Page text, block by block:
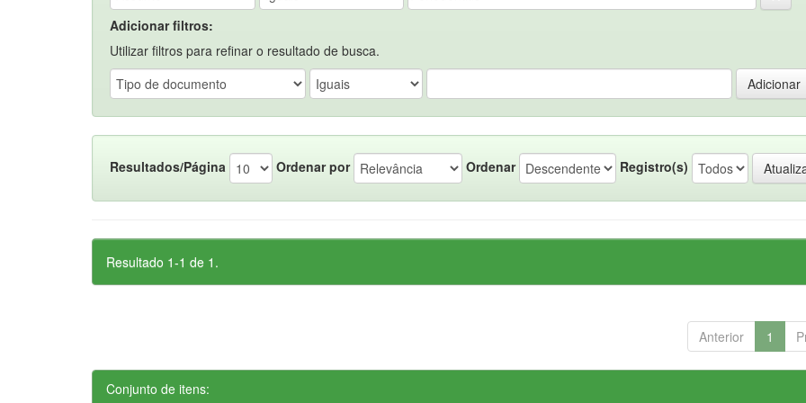
Adicionar filtros:
Utilizar filtros para refinar o resultado de busca.
Resultados/Página Ordenar por Ordenar Registro(s)
Resultado 1-1 de 1.
Anterior 1
Conjunto de itens: